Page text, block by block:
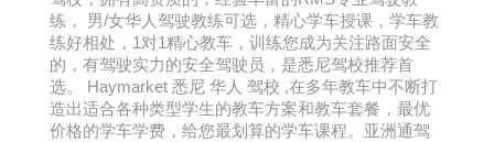
练， 男/女华人驾驶教练可选，精心学车授课，学车教
练好相处，1对1精心教车，训练您成为关注路面安全
的，有驾驶实力的安全驾驶员，是悉尼驾校推荐首
选。 Haymarket 悉尼 华人 驾校 ,在多年教车中不断打
造出适合各种类型学生的教车方案和教车套餐，最优
价格的学车学费，给您最划算的学车课程。亚洲通驾